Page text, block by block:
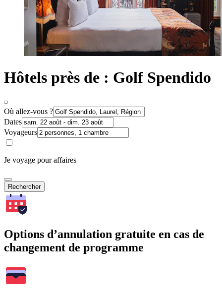
Hôtels près de : Golf Spendido
Où allez-vous ?
Dates
Voyageurs
Je voyage pour affaires
Rechercher
Options d’annulation gratuite en cas de
changement de programme